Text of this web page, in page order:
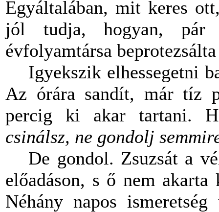
Egyáltalában, mit keres
jól tudja, hogyan,
évfolyamtársa
Igyekszik elhessegetni
Az órára sandít, már tíz
percig ki akar tartani.
csinálsz, ne gondolj
De gondol. Zsuzsát a
előadáson, s ő nem
Néhány napos